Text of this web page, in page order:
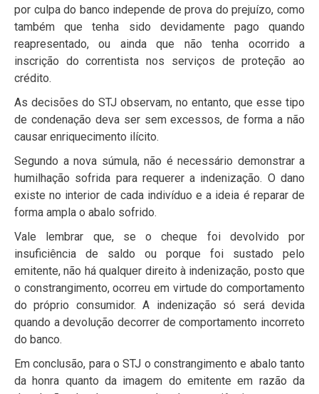
por culpa do banco independe de prova do prejuízo, como
também que tenha sido devidamente pago quando
reapresentado, ou ainda que não tenha ocorrido a
inscrição do correntista nos serviços de proteção ao
crédito.
As decisões do STJ observam, no entanto, que esse tipo
de condenação deva ser sem excessos, de forma a não
causar enriquecimento ilícito.
Segundo a nova súmula, não é necessário demonstrar a
humilhação sofrida para requerer a indenização. O dano
existe no interior de cada indivíduo e a ideia é reparar de
forma ampla o abalo sofrido.
Vale lembrar que, se o cheque foi devolvido por
insuficiência de saldo ou porque foi sustado pelo
emitente, não há qualquer direito à indenização, posto que
o constrangimento, ocorreu em virtude do comportamento
do próprio consumidor. A indenização só será devida
quando a devolução decorrer de comportamento incorreto
do banco.
Em conclusão, para o STJ o constrangimento e abalo tanto
da honra quanto da imagem do emitente em razão da